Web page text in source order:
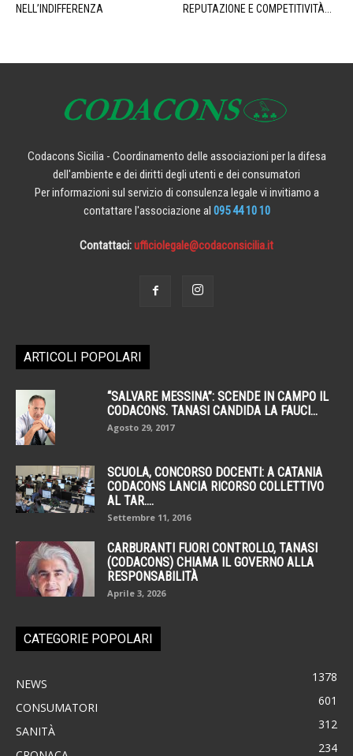
NELL’INDIFFERENZA
REPUTAZIONE E COMPETITIVITÀ...
Codacons Sicilia - Coordinamento delle associazioni per la difesa
dell'ambiente e dei diritti degli utenti e dei consumatori
Per informazioni sul servizio di consulenza legale vi invitiamo a
contattare l'associazione al 095 44 10 10
Contattaci:ufficiolegale@codaconsicilia.it
ARTICOLI POPOLARI
“SALVARE MESSINA”: SCENDE IN CAMPO IL
CODACONS. TANASI CANDIDA LA FAUCI...
Agosto 29, 2017
SCUOLA, CONCORSO DOCENTI: A CATANIA
CODACONS LANCIA RICORSO COLLETTIVO
AL TAR....
Settembre 11, 2016
CARBURANTI FUORI CONTROLLO, TANASI
(CODACONS) CHIAMA IL GOVERNO ALLA
RESPONSABILITÀ
Aprile 3, 2026
CATEGORIE POPOLARI
NEWS 1378
CONSUMATORI 601
SANITÀ 312
234